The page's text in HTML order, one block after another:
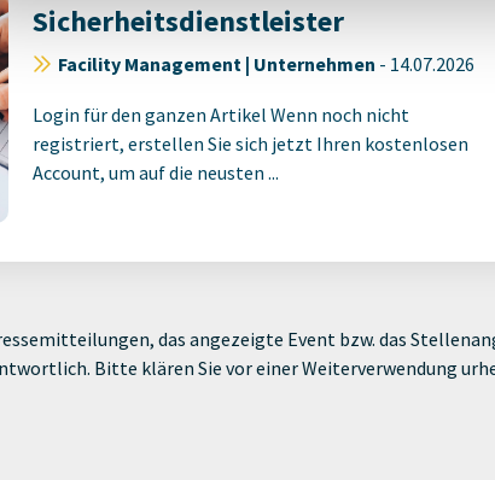
Sicherheitsdienstleister
Facility Management | Unternehmen - 14.07.2026
Login für den ganzen Artikel Wenn noch nicht
registriert, erstellen Sie sich jetzt Ihren kostenlosen
Account, um auf die neusten ...
das angezeigte Event bzw. das
Bitte klären Sie vor einer Weiterverwendung